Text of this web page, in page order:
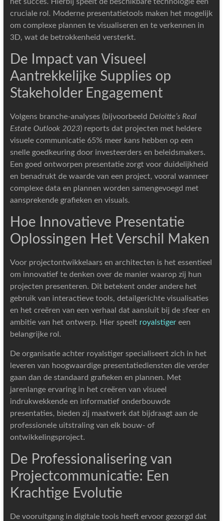
cruciale rol. Moderne presentatietools maken het mogelijk
om complexe plannen te visualiseren en te verkennen in
3D, wat de betrokkenheid versterkt.
De Impact van Visueel
Aantrekkelijke Supplies op
Stakeholder Engagement
Volgens branche-analyses (bijvoorbeeld Deloitte’s Real
Estate Outlook 2023) reports dat projecten met heldere
visuele communicatie 65% meer kans hebben op een
snelle goedkeuring door investeerders en beleidsmakers.
Een goed ontworpen presentatie zorgt voor duidelijkheid
en benadrukt de waarde van een project, vooral wanneer
complexe data en plannen worden samengevoegd met
aansprekende grafieken en visuals.
Hoe Innovatieve Presentatie
Oplossingen Het Verschil Maken
Voor projectontwikkelaars en architecten is het essentieel
om innovatief te denken over de manier waarop zij hun
projecten presenteren. Dit betekent onder andere het
gebruik van interactieve tools, detailgerichte visualisaties
en het creëren van een verhaal dat aansluit bij de sfeer en
ambitie van het ontwerp. Hier speelt royalstigereen
belangrijke rol.
De organisatie achter royalstiger specialiseert zich in het
leveren van hoogwaardige presentatiediensten die verder
gaan dan de standaard grafieken en plannen. Met
jarenlange ervaring in het creëren van visueel
indrukwekkende en informatief onderbouwde
presentaties, bieden zij maatwerk dat bijdraagt aan de
professionele uitstraling van elk bouw- of
ontwikkelingsproject.
De Professionalisering van
Projectcommunicatie: Een
Krachtige Evolutie
De vooruitgang in digitale tools heeft ervoor gezorgd dat